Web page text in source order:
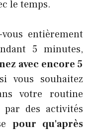
le temps.
entièrement
5 minutes,
avec encore 5
vous souhaitez
votre routine
par des activités
pour qu'après